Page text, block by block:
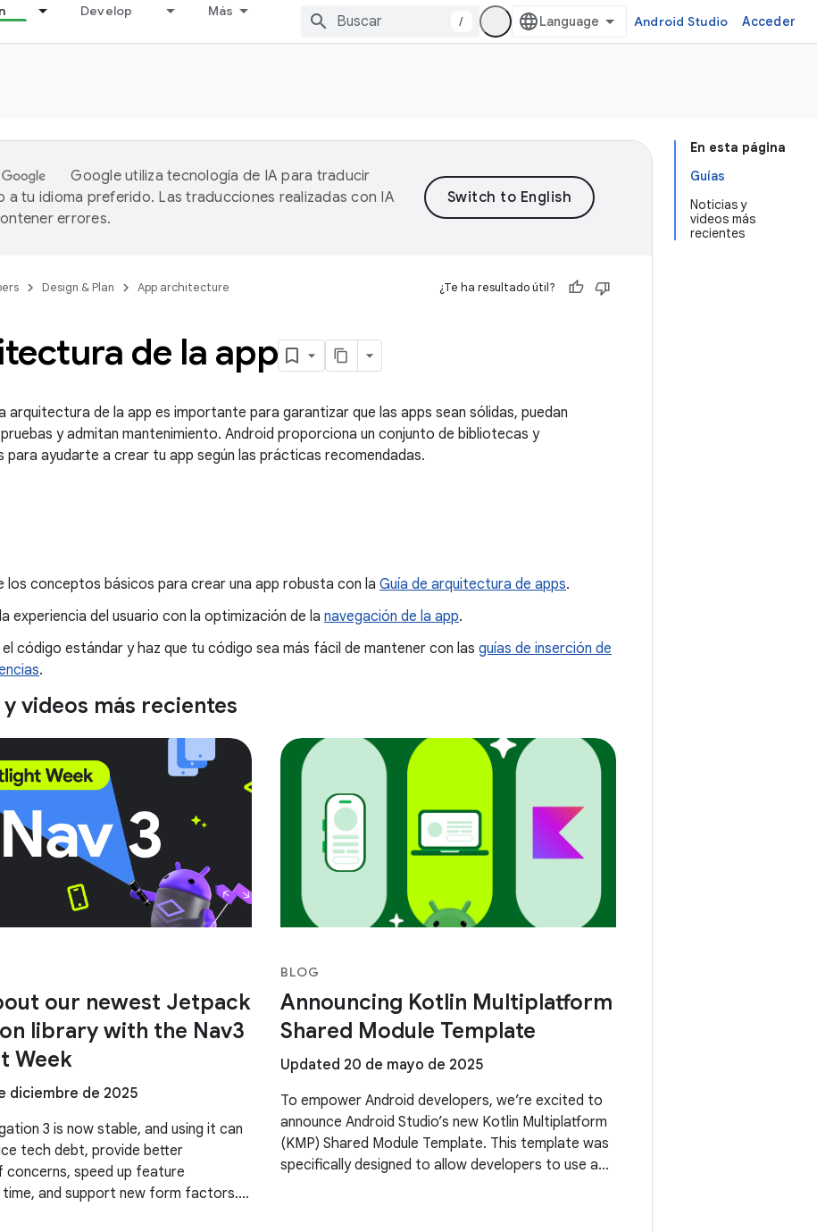
Develop Más
/ Android Studio Acceder
En esta página
Guías
Noticias y
videos más
recientes
Google utiliza tecnología de IA para traducir
a tu idioma preferido. Las traducciones realizadas con IA
errores.
Design & Plan App architecture ¿Te ha resultado útil?
de la app
arquitectura de la app es importante para garantizar que las apps sean sólidas, puedan
y admitan mantenimiento. Android proporciona un conjunto de bibliotecas y
para ayudarte a crear tu app según las prácticas recomendadas.
los conceptos básicos para crear una app robusta con la Guía de arquitectura de apps.
experiencia del usuario con la optimización de la navegación de la app.
el código estándar y haz que tu código sea más fácil de mantener con las guías de inserción de
.
videos más recientes
our newest Jetpack
library with the Nav3
Week
diciembre de 2025
3 is now stable, and using it can
tech debt, provide better
speed up feature
and support new form factors.
BLOG
Announcing Kotlin Multiplatform
Shared Module Template
Updated 20 de mayo de 2025
To empower Android developers, we’re excited to
announce Android Studio’s new Kotlin Multiplatform
(KMP) Shared Module Template. This template was
specifically designed to allow developers to use a